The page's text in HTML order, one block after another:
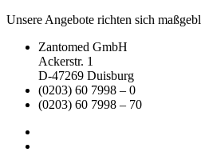
Unsere Angebote richten sich
Zantomed GmbH
Ackerstr. 1
D-47269 Duisburg
(0203) 60 7998 – 0
(0203) 60 7998 – 70